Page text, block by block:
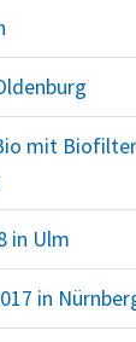
mit
in Ulm
in